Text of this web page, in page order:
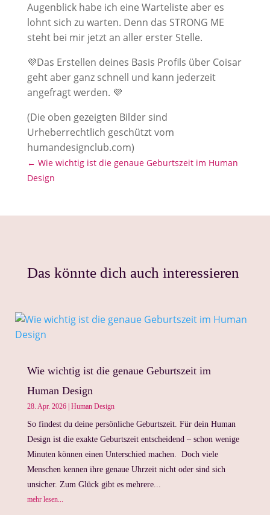
Augenblick habe ich eine Warteliste aber es
lohnt sich zu warten. Denn das STRONG ME
steht bei mir jetzt an aller erster Stelle.
💜Das Erstellen deines Basis Profils über Coisar
geht aber ganz schnell und kann jederzeit
angefragt werden. 💜
(Die oben gezeigten Bilder sind
Urheberrechtlich geschützt vom
humandesignclub.com)
← Wie wichtig ist die genaue Geburtszeit im Human
Design
Das könnte dich auch interessieren
Wie wichtig ist die genaue Geburtszeit im
Human Design
28. Apr. 2026| Human Design
So findest du deine persönliche Geburtszeit. Für dein Human
Design ist die exakte Geburtszeit entscheidend – schon wenige
Minuten können einen Unterschied machen. Doch viele
Menschen kennen ihre genaue Uhrzeit nicht oder sind sich
unsicher. Zum Glück gibt es mehrere...
mehr lesen...